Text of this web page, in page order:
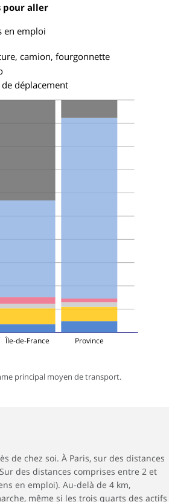
pour aller
en emploi
Île-de-France Province
de déplacement
camion, fourgonnette
principal moyen de transport.
de chez soi. À Paris, sur des distances
des distances comprises entre 2 et
en emploi). Au-delà de 4 km,
même si les trois quarts des actifs